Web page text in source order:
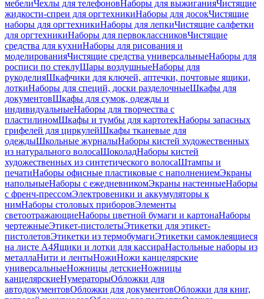
мебелиЧехлы для телефоновНаборы для выжиганияЧистящие
жидкости-спреи для оргтехникиНаборы для досокЧистящие
наборы для оргтехникиНаборы для лепкиЧистящие салфетки
для оргтехникиНаборы для первоклассниковЧистящие
средства для кухниНаборы для рисования и
моделированияЧистящие средства универсальныеНаборы для
росписи по стеклуШары воздушныеНаборы для
рукоделияШкафчики для ключей, аптечки, почтовые ящики,
лоткиНаборы для специй, доски разделочныеШкафы для
документовШкафы для сумок, одежды и
индивидуальныеНаборы для творчества с
пластилиномШкафы и тумбы для картотекНаборы запасных
грифелей для циркулейШкафы тканевые для
одеждыШкольные журналыНаборы кистей художественных
из натурального волосаШоколадНаборы кистей
художественных из синтетического волосаШтампы и
печатиНаборы офисные пластиковые с наполнениемЭкраны
напольныеНаборы с ежедневникомЭкраны настенныеНаборы
с френч-прессомЭлектровеники и аккумуляторы к
нимНаборы столовых приборовЭлементы
светоотражающиеНаборы цветной бумаги и картонаНаборы
чертежныеЭтикет-пистолетыЭтикетки для этикет-
пистолетовЭтикетки из термобумагиЭтикетки самоклеящиеся
на листе А4Ящики и лотки для кассираНастольные наборы из
металлаНити и лентыНожиНожи канцелярские
универсальныеНожницы детскиеНожницы
канцелярскиеНумераторыОбложки для
автодокументовОбложки для документовОбложки для книг,